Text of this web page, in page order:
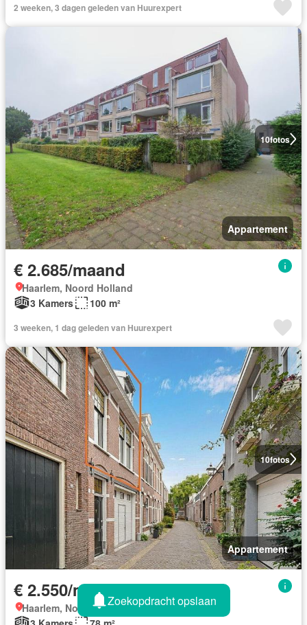
2 weeken, 3 dagen geleden van Huurexpert
10fotos
Appartement
€ 2.685/maand
Haarlem, Noord Holland
3 Kamers
100 m²
3 weeken, 1 dag geleden van Huurexpert
10fotos
Appartement
€ 2.550/maand
Haarlem, Noord HollandZoekopdracht opslaan